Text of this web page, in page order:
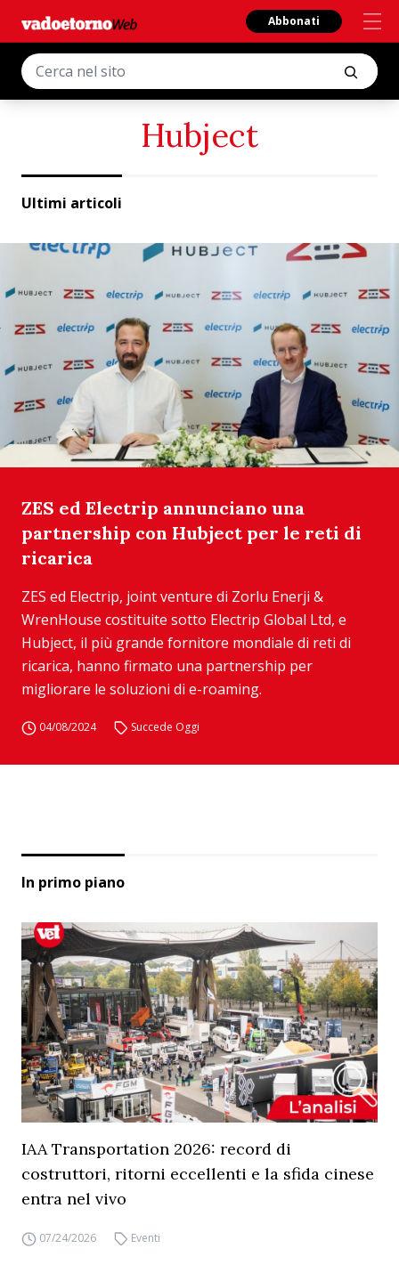
Abbonati
Hubject
Ultimi articoli
ZES ed Electrip annunciano una
partnership con Hubject per le reti di
ricarica
ZES ed Electrip, joint venture di Zorlu Enerji &
WrenHouse costituite sotto Electrip Global Ltd, e
Hubject, il più grande fornitore mondiale di reti di
ricarica, hanno firmato una partnership per
migliorare le soluzioni di e-roaming.
04/08/2024 Succede Oggi
In primo piano
IAA Transportation 2026: record di
costruttori, ritorni eccellenti e la sfida cinese
entra nel vivo
07/24/2026 Eventi